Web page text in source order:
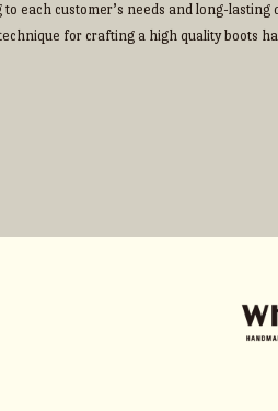
to each customer’s needs and long-
for crafting a high quality boots